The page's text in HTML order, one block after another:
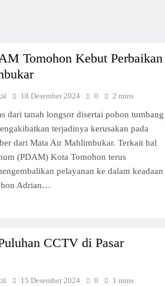
Tomohon Kebut Perbaikan
18 Desember 2024 0 2 mins
dari tanah longsor disertai pohon tumbang
terjadinya kerusakan pada
dari Mata Air Mahlimbukar. Terkait hal
(PDAM) Kota Tomohon terus
pelayanan ke dalam keadaan
Adrian…
CCTV di Pasar
15 Desember 2024 0 1 mins